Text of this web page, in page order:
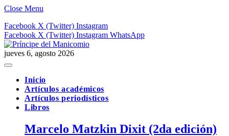
Close Menu
Facebook X (Twitter) Instagram
Facebook X (Twitter) Instagram WhatsApp
jueves 6, agosto 2026
Inicio
Artículos académicos
Artículos periodísticos
Libros
Marcelo Matzkin Dixit (2da edición)